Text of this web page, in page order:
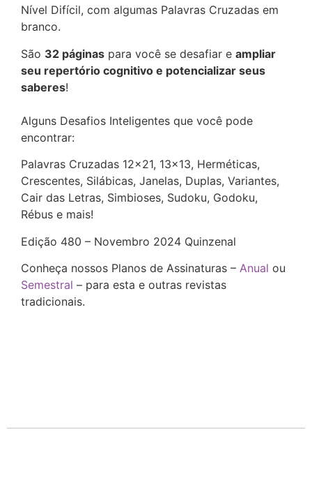
Nível Difícil, com algumas Palavras Cruzadas em
branco.
São 32 páginas para você se desafiar e ampliar
seu repertório cognitivo e potencializar seus
saberes!
Alguns Desafios Inteligentes que você pode
encontrar:
Palavras Cruzadas 12×21, 13×13, Herméticas,
Crescentes, Silábicas, Janelas, Duplas, Variantes,
Cair das Letras, Simbioses, Sudoku, Godoku,
Rébus e mais!
Edição 480 – Novembro 2024 Quinzenal
Conheça nossos Planos de Assinaturas – Anual ou
Semestral – para esta e outras revistas
tradicionais.